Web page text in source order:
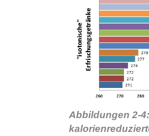
Abbildungen 2-